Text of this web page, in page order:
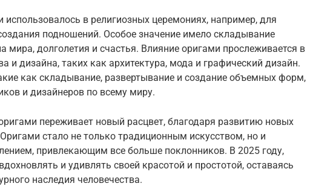
использовалось в религиозных церемониях, например, для
подношений. Особое значение имело складывание
мира, долголетия и счастья. Влияние оригами прослеживается в
и дизайна, таких как архитектура, мода и графический дизайн.
как складывание, развертывание и создание объемных форм,
и дизайнеров по всему миру.
переживает новый расцвет, благодаря развитию новых
стало не только традиционным искусством, но и
привлекающим все больше поклонников. В 2025 году,
и удивлять своей красотой и простотой, оставаясь
наследия человечества.